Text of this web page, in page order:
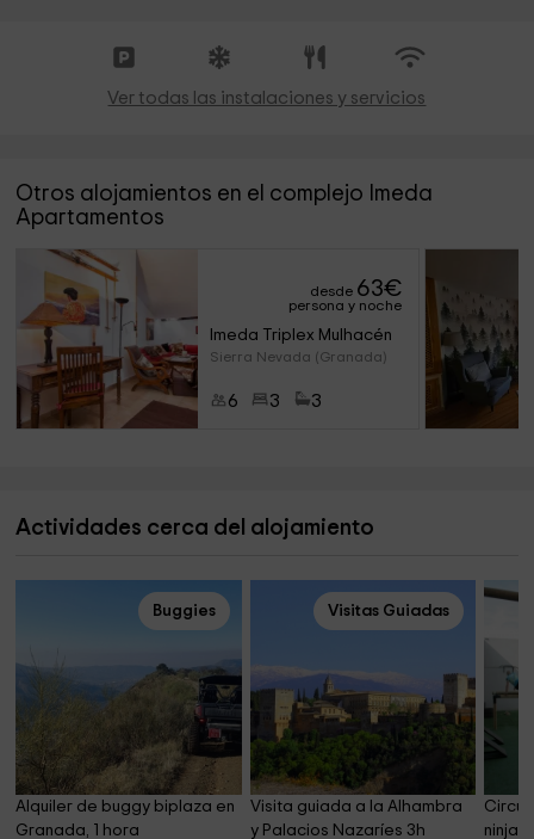
Ver todas las instalaciones y servicios
Otros alojamientos en el complejo Imeda
Apartamentos
desde 63€
persona y noche
Imeda Triplex Mulhacén
Sierra Nevada (Granada)
6 3 3
Actividades cerca del alojamiento
Buggies
Alquiler de buggy biplaza en
Granada, 1 hora
Visitas Guiadas
Visita guiada a la Alhambra
y Palacios Nazaríes 3h
ninja